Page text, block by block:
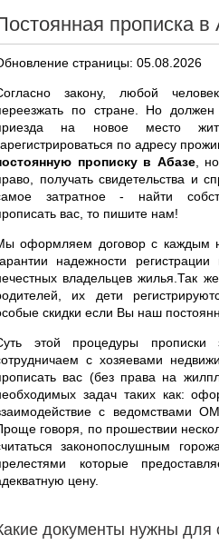
прописка в
страницы: 05.08.2026
закону, любой
по стране. Но
на новое место
по адресу
прописку в Абазе,
получать свидетельства и
затратное - найти
вас, то пишите нам!
оформляем договор с каждым
надежности
владельцев жилья.Так
их дети
скидки если Вы наш
этой процедуры
с хозяевами
вас (без права на
задач таких как:
с ведомствами
говоря, по прошествии
законопослушным
которые
цену.
документы нужны